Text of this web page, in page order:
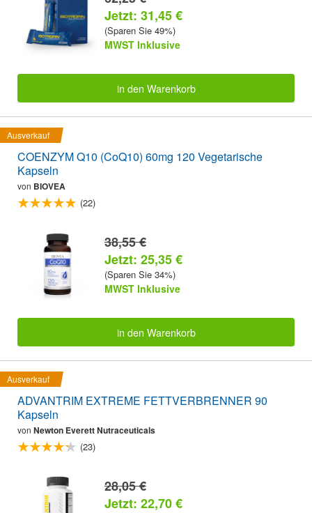
Jetzt: 31,45 €
(Sparen Sie 49%)
MWST Inklusive
in den Warenkorb
Ausverkauf
COENZYM Q10 (CoQ10) 60mg 120 Vegetarische
Kapseln
von BIOVEA
(22)
38,55 €
Jetzt: 25,35 €
(Sparen Sie 34%)
MWST Inklusive
in den Warenkorb
Ausverkauf
ADVANTRIM EXTREME FETTVERBRENNER 90
Kapseln
von Newton Everett Nutraceuticals
(23)
28,05 €
Jetzt: 22,70 €